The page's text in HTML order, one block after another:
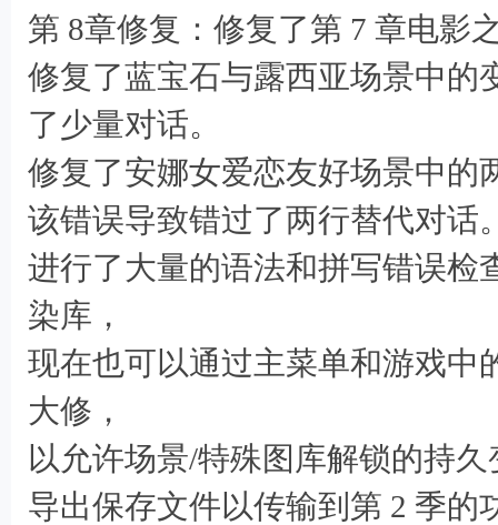
第 8章修复：修复了第 7 章电影
修复了蓝宝石与露西亚场景中的
了少量对话。
修复了安娜女爱恋友好场景中的
该错误导致错过了两行替代对话
进行了大量的语法和拼写错误检
染库，
现在也可以通过主菜单和游戏中
大修，
以允许场景/特殊图库解锁的持久
导出保存文件以传输到第 2 季的